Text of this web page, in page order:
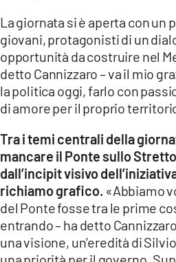
La giornata si è aperta con un
giovani, protagonisti di un
opportunità da costruire nel
detto Cannizzaro – va il mio
la politica oggi, farlo con
di amore per il proprio
Tra i temi centrali della
mancare il Ponte sullo
dall’incipit visivo
richiamo grafico. «Abbiamo
del Ponte fosse tra le prime
entrando – ha detto
una visione, un’eredità di